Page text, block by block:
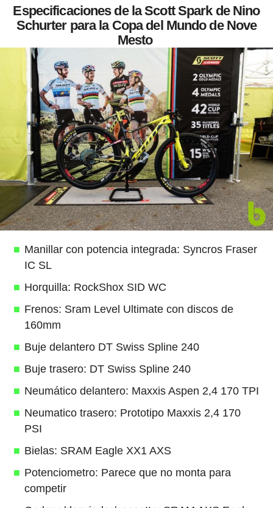
Especificaciones de la Scott Spark de Nino
Schurter para la Copa del Mundo de Nove
Mesto
Manillar con potencia integrada: Syncros Fraser
IC SL
Horquilla: RockShox SID WC
Frenos: Sram Level Ultimate con discos de
160mm
Buje delantero DT Swiss Spline 240
Buje trasero: DT Swiss Spline 240
Neumático delantero: Maxxis Aspen 2,4 170 TPI
Neumatico trasero: Prototipo Maxxis 2,4 170
PSI
Bielas: SRAM Eagle XX1 AXS
Potenciometro: Parece que no monta para
competir